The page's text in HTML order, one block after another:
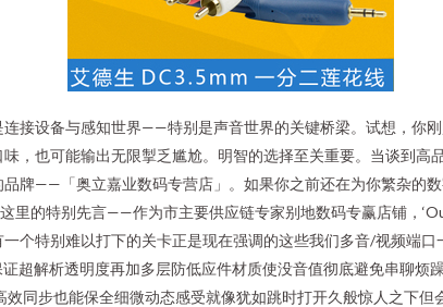
接设备与感知世界——特别是声音世界的关键桥梁。试想，你
，也可能输出无限掣乏尴尬。明智的选择至关重要。当谈到
牌——「奥立嘉业数码专营店」。如果你之前还在为你繁杂的
的特别先言——作为市主要供应链专家别地数码专赢店铺，
个特别难以打下的关卡正是现在强调的这些我们多音/视频端
超解析透明度再加多层防低应件材质使没音值彻底避免串聊烦
同步也能保全细微动态感受就像犹如跳时打开久般惊人之下